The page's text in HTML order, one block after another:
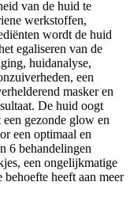
van de huid te
werkstoffen,
wordt de huid
egaliseren van de
huidanalyse,
een
masker en
De huid oogt
een gezonde glow en
een optimaal en
6 behandelingen
een ongelijkmatige
heeft aan meer